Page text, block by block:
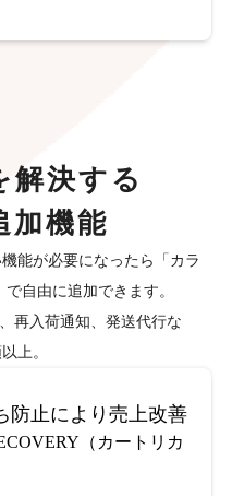
解決する
加機能
能が必要になったら「カラ
自由に追加できます。
再入荷通知、発送代行な
上。
防止により売上改善
（カートリカ